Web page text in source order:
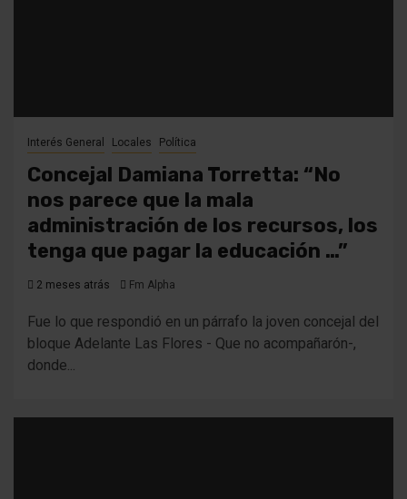
Interés General Locales Política
Concejal Damiana Torretta: “No
nos parece que la mala
administración de los recursos, los
tenga que pagar la educación …”
2 meses atrás Fm Alpha
Fue lo que respondió en un párrafo la joven concejal del
bloque Adelante Las Flores - Que no acompañarón-,
donde...